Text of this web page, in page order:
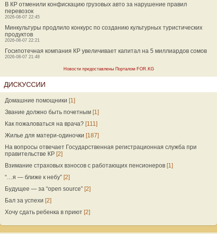
В КР отменили конфискацию грузовых авто за нарушение правил
перевозок
2026-08-07 22:45
Минкультуры продлило конкурс по созданию культурных туристических
продуктов
2026-08-07 22:21
Госипотечная компания КР увеличивает капитал на 5 миллиардов сомов
2026-08-07 21:48
Новости предоставлены Порталом FOR.KG
ДИСКУССИИ
Домашние помощники [1]
Звание должно быть почетным [1]
Как пожаловаться на врача? [111]
Жилье для матери-одиночки [187]
На вопросы отвечает Государственная регистрационная служба при
правительстве КР [2]
Взимание страховых взносов с работающих пенсионеров [1]
“…я — ближе к небу” [2]
Будущее — за “open source” [2]
Бал за успехи [2]
Хочу сдать ребенка в приют [2]